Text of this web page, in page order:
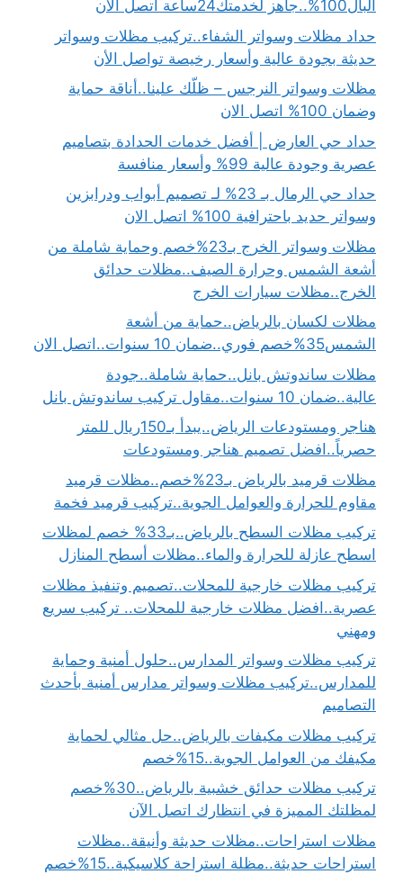
البال100%..جاهز لخدمتك24ساعة اتصل الان
حداد مظلات وسواتر الشفاء..تركيب مظلات وسواتر
حديثة بجودة عالية وأسعار رخيصة تواصل الأن
مظلات وسواتر النرجس – ظلّك علينا..أناقة حماية
وضمان 100% اتصل الان
حداد حي العارض | أفضل خدمات الحدادة بتصاميم
عصرية وجودة عالية 99% وأسعار منافسة
حداد حي الرمال بـ 23% لـ تصميم أبواب ودرابزين
وسواتر حديد باحترافية 100% اتصل الان
مظلات وسواتر الخرج بـ23%خصم وحماية شاملة من
أشعة الشمس وحرارة الصيف..مظلات حدائق
الخرج..مظلات سيارات الخرج
مظلات لكسان بالرياض..حماية من أشعة
الشمس35%خصم فوري..ضمان 10 سنوات..اتصل الان
مظلات ساندوتش بانل..حماية شاملة..جودة
عالية..ضمان 10 سنوات..مقاول تركيب ساندوتش بانل
هناجر ومستودعات الرياض..يبدأ بـ150ريال للمتر
حصرياً..افضل تصميم هناجر ومستودعات
مظلات قرميد بالرياض بـ23%خصم..مظلات قرميد
مقاوم للحرارة والعوامل الجوية..تركيب قرميد فخمة
تركيب مظلات السطح بالرياض..بـ33% خصم لمظلات
اسطح عازلة للحرارة والماء..مظلات أسطح المنازل
تركيب مظلات خارجية للمحلات..تصميم وتنفيذ مظلات
عصرية..افضل مظلات خارجية للمحلات.. تركيب سريع
ومهني
تركيب مظلات وسواتر المدارس..حلول أمنية وحماية
للمدارس..تركيب مظلات وسواتر مدارس أمنية بأحدث
التصاميم
تركيب مظلات مكيفات بالرياض..حل مثالي لحماية
مكيفك من العوامل الجوية..15%خصم
تركيب مظلات حدائق خشبية بالرياض..30%خصم
لمظلتك المميزة في انتظارك اتصل الآن
مظلات استراحات..مظلات حديثة وأنيقة..مظلات
استراحات حديثة..مظلة استراحة كلاسيكية..15%خصم